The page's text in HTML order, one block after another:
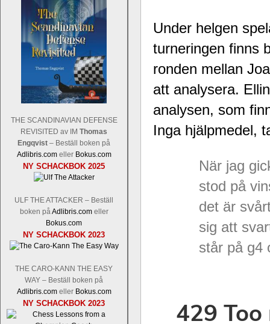
THE SCANDINAVIAN DEFENSE
REVISITED av IM Thomas
Engqvist – Beställ boken på
Adlibris.comeller Bokus.com
NY SCHACKBOK 2025
ULF THE ATTACKER – Beställ
boken på Adlibris.comeller
Bokus.com
NY SCHACKBOK 2023
THE CARO-KANN THE EASY
WAY – Beställ boken på
Adlibris.comeller Bokus.com
NY SCHACKBOK 2023
Schacksnack har inlett det nya
ökar i spelöppningsfasen, medan
att man måste kunna och förstå
högerspalten nedan.
Den sjunde upplagan av
Under helgen
turneringen finns
ronden mellan
att analysera.
analysen, som
Inga hjälpmedel,
När jag
stod på
det är
sig att
står på g4